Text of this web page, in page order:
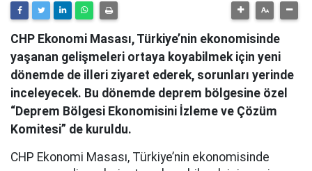
CHP Ekonomi Masası, Türkiye’nin ekonomisinde
yaşanan gelişmeleri ortaya koyabilmek için yeni
dönemde de illeri ziyaret ederek, sorunları yerinde
inceleyecek. Bu dönemde deprem bölgesine özel
“Deprem Bölgesi Ekonomisini İzleme ve Çözüm
Komitesi” de kuruldu.
CHP Ekonomi Masası, Türkiye’nin ekonomisinde